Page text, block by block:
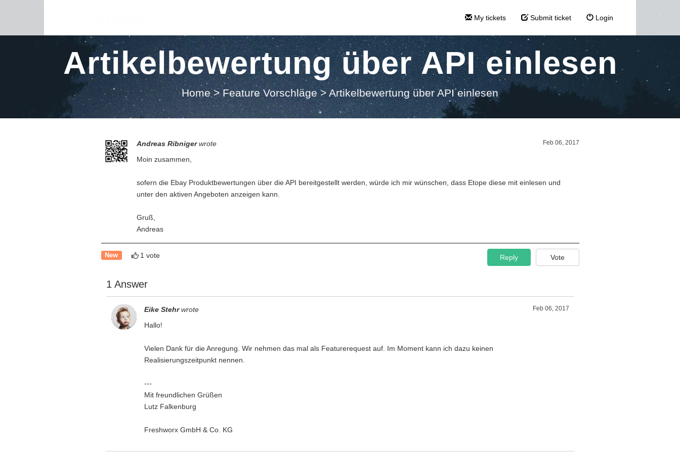
My tickets Submit ticket Login
Artikelbewertung über API einlesen
Home > Feature Vorschläge > Artikelbewertung über API einlesen
Feb 06, 2017
Andreas Ribnigerwrote
Moin zusammen,
sofern die Ebay Produktbewertungen über die API bereitgestellt werden, würde ich mir wünschen, dass Etope diese mit einlesen und
unter den aktiven Angeboten anzeigen kann.
Gruß,
Andreas
New 1 vote Vote
Reply
1 Answer
Feb 06, 2017
Eike Stehr wrote
Hallo!
Vielen Dank für die Anregung. Wir nehmen das mal als Featurerequest auf. Im Moment kann ich dazu keinen
Realisierungszeitpunkt nennen.
---
Mit freundlichen Grüßen
Lutz Falkenburg
Freshworx GmbH & Co. KG